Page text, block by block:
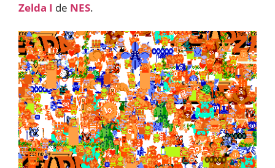
Zelda I de NES.